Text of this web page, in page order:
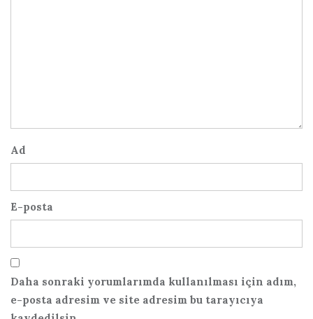
Ad
E-posta
Daha sonraki yorumlarımda kullanılması için adım,
e-posta adresim ve site adresim bu tarayıcıya